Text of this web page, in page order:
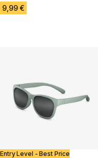
9,99 €
Entry Level - Best Price